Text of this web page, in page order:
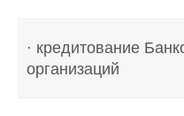
· кредитование
организаций